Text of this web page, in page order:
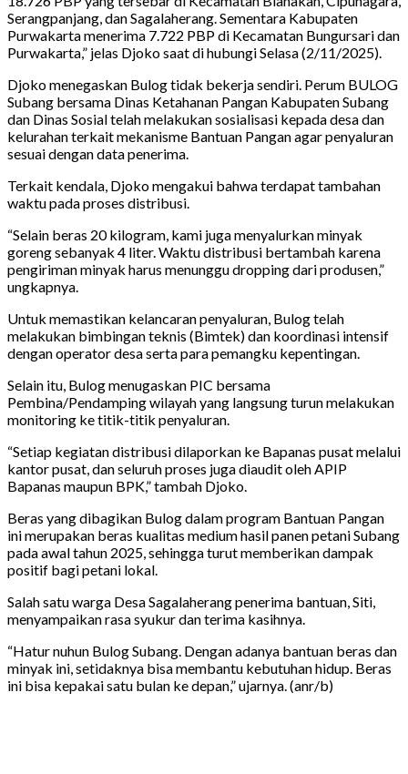
Serangpanjang, dan Sagalaherang. Sementara Kabupaten
Purwakarta menerima 7.722 PBP di Kecamatan Bungursari dan
Purwakarta,” jelas Djoko saat di hubungi Selasa (2/11/2025).
Djoko menegaskan Bulog tidak bekerja sendiri. Perum BULOG
Subang bersama Dinas Ketahanan Pangan Kabupaten Subang
dan Dinas Sosial telah melakukan sosialisasi kepada desa dan
kelurahan terkait mekanisme Bantuan Pangan agar penyaluran
sesuai dengan data penerima.
Terkait kendala, Djoko mengakui bahwa terdapat tambahan
waktu pada proses distribusi.
“Selain beras 20 kilogram, kami juga menyalurkan minyak
goreng sebanyak 4 liter. Waktu distribusi bertambah karena
pengiriman minyak harus menunggu dropping dari produsen,”
ungkapnya.
Untuk memastikan kelancaran penyaluran, Bulog telah
melakukan bimbingan teknis (Bimtek) dan koordinasi intensif
dengan operator desa serta para pemangku kepentingan.
Selain itu, Bulog menugaskan PIC bersama
Pembina/Pendamping wilayah yang langsung turun melakukan
monitoring ke titik-titik penyaluran.
“Setiap kegiatan distribusi dilaporkan ke Bapanas pusat melalui
kantor pusat, dan seluruh proses juga diaudit oleh APIP
Bapanas maupun BPK,” tambah Djoko.
Beras yang dibagikan Bulog dalam program Bantuan Pangan
ini merupakan beras kualitas medium hasil panen petani Subang
pada awal tahun 2025, sehingga turut memberikan dampak
positif bagi petani lokal.
Salah satu warga Desa Sagalaherang penerima bantuan, Siti,
menyampaikan rasa syukur dan terima kasihnya.
“Hatur nuhun Bulog Subang. Dengan adanya bantuan beras dan
minyak ini, setidaknya bisa membantu kebutuhan hidup. Beras
ini bisa kepakai satu bulan ke depan,” ujarnya. (anr/b)